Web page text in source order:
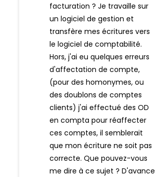
facturation ? Je travaille sur
un logiciel de gestion et
transfère mes écritures vers
le logiciel de comptabilité.
Hors, j'ai eu quelques erreurs
d'affectation de compte,
(pour des homonymes, ou
des doublons de comptes
clients) j'ai effectué des OD
en compta pour réaffecter
ces comptes, il semblerait
que mon écriture ne soit pas
correcte. Que pouvez-vous
me dire à ce sujet ? D'avance